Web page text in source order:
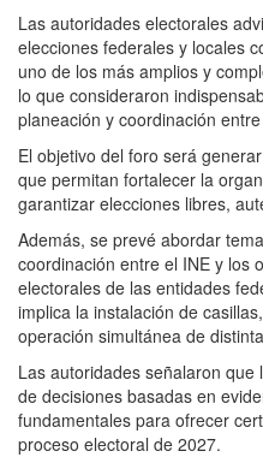
Las autoridades electorales
elecciones federales y locales
uno de los más amplios y
lo que consideraron
planeación y coordinación
El objetivo del foro será
que permitan fortalecer la
garantizar elecciones libres,
Además, se prevé abordar
coordinación entre el INE y los
electorales de las entidades
implica la instalación de
operación simultánea de
Las autoridades señalaron
de decisiones basadas en
fundamentales para ofrecer
proceso electoral de 2027.